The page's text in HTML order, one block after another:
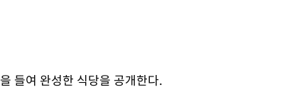
들여 완성한 식당을 공개한다.